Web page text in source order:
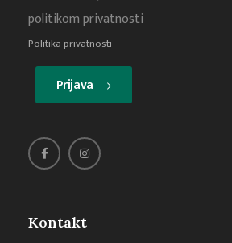
Kontakt
politikom privatnosti
Politika privatnosti
Prijava